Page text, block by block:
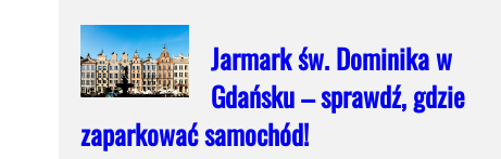
Jarmark św. Dominika w
Gdańsku – sprawdź, gdzie
zaparkować samochód!